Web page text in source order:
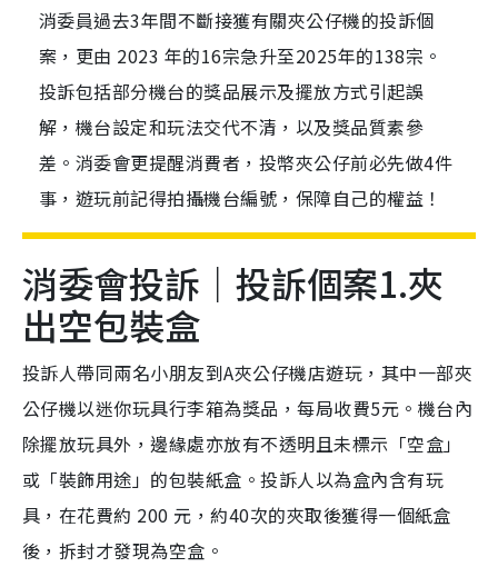
消委員過去3年間不斷接獲有關夾公仔機的投訴個
案，更由 2023 年的16宗急升至2025年的138宗。
投訴包括部分機台的獎品展示及擺放方式引起誤
解，機台設定和玩法交代不清，以及獎品質素參
差。消委會更提醒消費者，投幣夾公仔前必先做4件
事，遊玩前記得拍攝機台編號，保障自己的權益！
消委會投訴｜投訴個案1.夾
出空包裝盒
投訴人帶同兩名小朋友到A夾公仔機店遊玩，其中一部夾
公仔機以迷你玩具行李箱為獎品，每局收費5元。機台內
除擺放玩具外，邊緣處亦放有不透明且未標示「空盒」
或「裝飾用途」的包裝紙盒。投訴人以為盒內含有玩
具，在花費約 200 元，約40次的夾取後獲得一個紙盒
後，拆封才發現為空盒。